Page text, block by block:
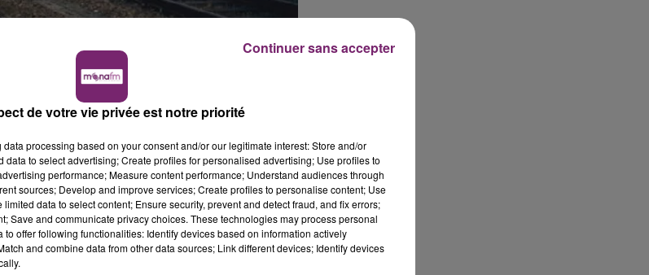
le cadre toujours de la lutte contre la
sur 5. Trafic quasi normal pour les TGV.
générale est prévue à 10h, devant la gare
de votre vie privée est notre priorité
processing based on your consent and/or our legitimate interest: Store and/or
to select advertising; Create profiles for personalised advertising; Use profiles to
performance; Measure content performance; Understand audiences through
sources; Develop and improve services; Create profiles to personalise content; Use
data to select content; Ensure security, prevent and detect fraud, and fix errors;
Save and communicate privacy choices. These technologies may process personal
offer following functionalities: Identify devices based on information actively
and combine data from other data sources; Link different devices; Identify devices
Continuer sans accepter